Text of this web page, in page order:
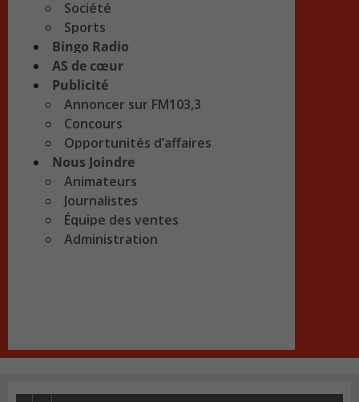
Société
Sports
Bingo Radio
AS de cœur
Publicité
Annoncer sur FM103,3
Concours
Opportunités d’affaires
Nous Joindre
Animateurs
Journalistes
Équipe des ventes
Administration